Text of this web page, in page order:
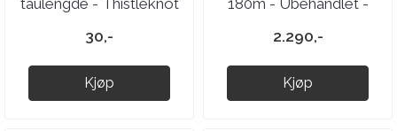
30,-
Kjøp
2.290,-
Kjøp